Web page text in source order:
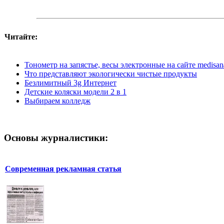
Читайте:
Тонометр на запястье, весы электронные на сайте
Что представляют экологически чистые продукты
Безлимитный 3g Интернет
Детские коляски модели 2 в 1
Выбираем колледж
Основы журналистики:
Современная рекламная статья